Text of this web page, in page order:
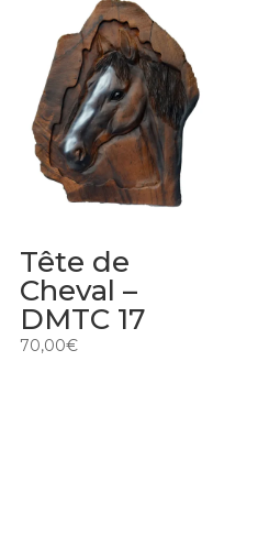
Tête de
Cheval –
DMTC 17
70,00€